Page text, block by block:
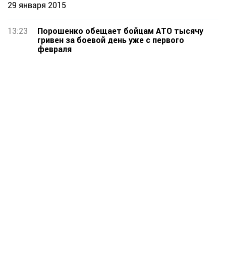
29 января 2015
13:23
Порошенко обещает бойцам АТО тысячу
гривен за боевой день уже с первого
февраля